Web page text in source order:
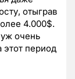
отыграв
4.000$.
очень
этот период